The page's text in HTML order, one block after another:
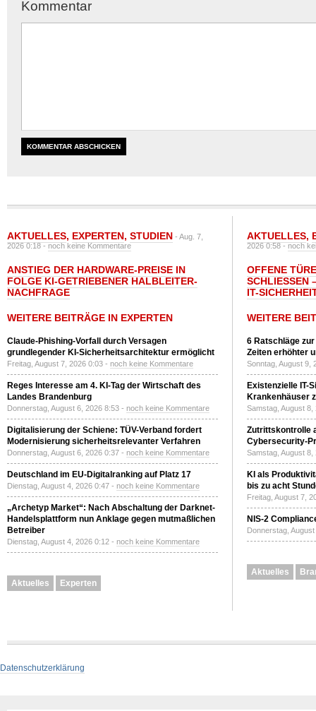
Kommentar
AKTUELLES, EXPERTEN, STUDIEN - Aug. 7,
2026 0:18 -noch keine Kommentare
ANSTIEG DER HARDWARE-PREISE IN
FOLGE KI-GETRIEBENER HALBLEITER-
NACHFRAGE
WEITERE BEITRÄGE IN EXPERTEN
Claude-Phishing-Vorfall durch Versagen
grundlegender KI-Sicherheitsarchitektur ermöglicht
Freitag, August 7, 2026 0:03 - noch keine Kommentare
Reges Interesse am 4. KI-Tag der Wirtschaft des
Landes Brandenburg
Donnerstag, August 6, 2026 8:53 - noch keine Kommentare
Digitalisierung der Schiene: TÜV-Verband fordert
Modernisierung sicherheitsrelevanter Verfahren
Donnerstag, August 6, 2026 0:37 - noch keine Kommentare
Deutschland im EU-Digitalranking auf Platz 17
Dienstag, August 4, 2026 0:47 - noch keine Kommentare
„Archetyp Market“: Nach Abschaltung der Darknet-
Handelsplattform nun Anklage gegen mutmaßlichen
Betreiber
Dienstag, August 4, 2026 0:12 - noch keine Kommentare
Aktuelles Experten
AKTUELLES,
2026 0:58 -noch
OFFENE
SCHLIESSEN
T-
WEITERE
6 Ratschläge
Zeiten erhöhter
Sonntag, August 9,
Existenzielle IT-
Krankenhäuser
Samstag, August
Zutrittskontrolle
Cybersecurity-
Samstag, August
KI als
bis zu acht
Freitag, August 7,
NIS-2
Donnerstag,
Aktuelles
Datenschutzerklärung